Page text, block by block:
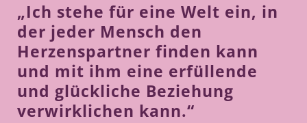
„Ich stehe für eine Welt ein, in
der jeder Mensch den
Herzenspartner finden kann
und mit ihm eine erfüllende
und glückliche Beziehung
verwirklichen kann.“